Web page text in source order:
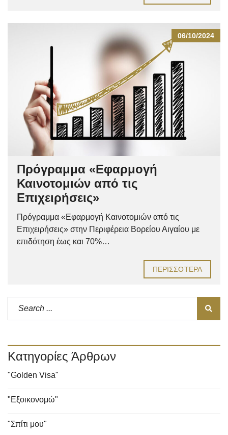
06/10/2024
Πρόγραμμα «Εφαρμογή
Καινοτομιών από τις
Επιχειρήσεις»
Πρόγραμμα «Εφαρμογή Καινοτομιών από τις
Επιχειρήσεις» στην Περιφέρεια Βορείου Αιγαίου με
επιδότηση έως και 70%…
ΠΕΡΙΣΣΌΤΕΡΑ
Κατηγορίες Άρθρων
"Golden Visa"
"Εξοικονομώ"
"Σπίτι μου"